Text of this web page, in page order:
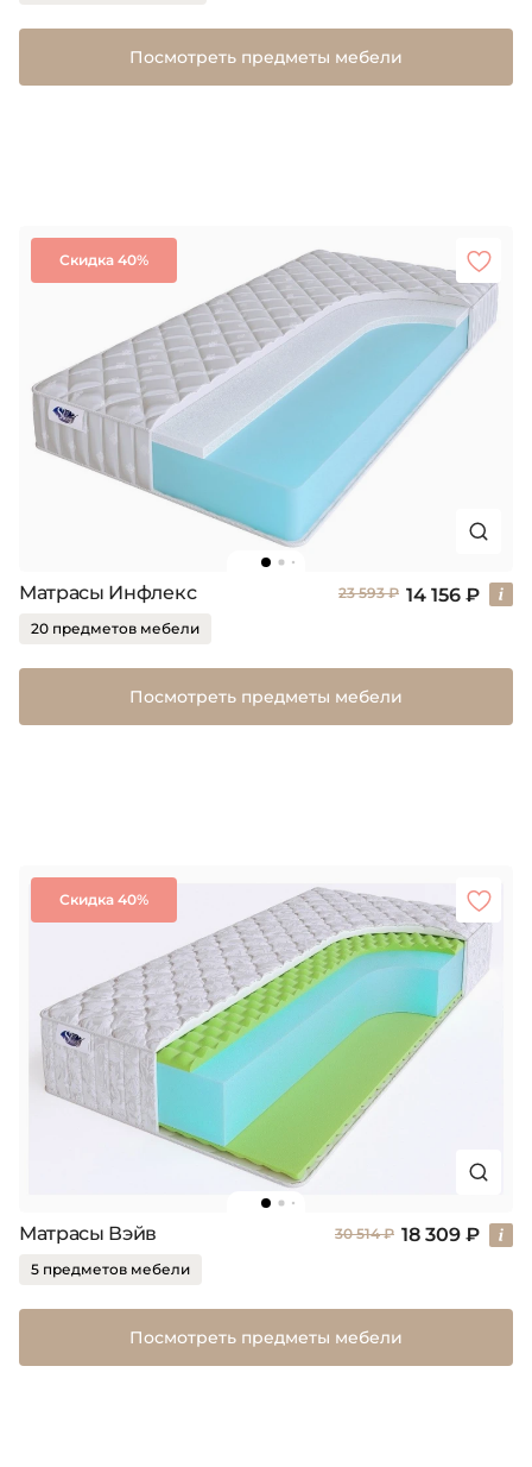
Посмотреть предметы мебели
Скидка 40%
Матрасы Инфлекс 23 593 ₽ 14 156 ₽
20 предметов мебели
Посмотреть предметы мебели
Скидка 40%
Матрасы Вэйв 30 514 ₽ 18 309 ₽
5 предметов мебели
Посмотреть предметы мебели